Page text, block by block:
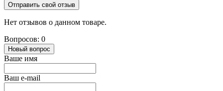
Отправить свой отзыв
Нет отзывов о данном товаре.
Вопросов: 0
Новый вопрос
Ваше имя
Ваш e-mail